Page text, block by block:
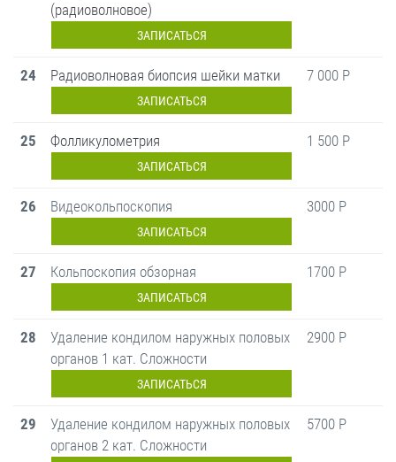
(радиоволновое)
ЗАПИСАТЬСЯ
24 Радиоволновая биопсия шейки матки
ЗАПИСАТЬСЯ
7 000 Р
25 Фолликулометрия
ЗАПИСАТЬСЯ
1 500 Р
26 Видеокольпоскопия
ЗАПИСАТЬСЯ
3000 Р
27 Кольпоскопия обзорная
ЗАПИСАТЬСЯ
1700 Р
28
Удаление кондилом наружных половых
органов 1 кат. Сложности
ЗАПИСАТЬСЯ
2900 Р
29
Удаление кондилом наружных половых
органов 2 кат. Сложности
5700 Р